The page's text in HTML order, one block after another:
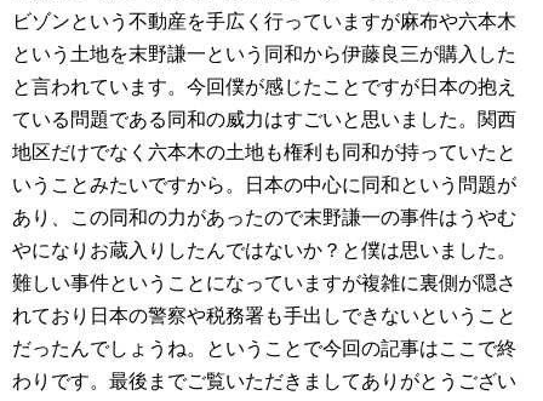
ビゾンという不動産を手広く行っていますが麻布や六本木
という土地を末野謙一という同和から伊藤良三が購入した
と言われています。今回僕が感じたことですが日本の抱え
ている問題である同和の威力はすごいと思いました。関西
地区だけでなく六本木の土地も権利も同和が持っていたと
いうことみたいですから。日本の中心に同和という問題が
あり、この同和の力があったので末野謙一の事件はうやむ
やになりお蔵入りしたんではないか？と僕は思いました。
難しい事件ということになっていますが複雑に裏側が隠さ
れており日本の警察や税務署も手出しできないということ
だったんでしょうね。ということで今回の記事はここで終
わりです。最後までご覧いただきましてありがとうござい